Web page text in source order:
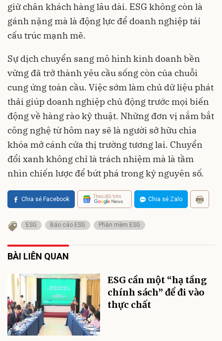
giữ chân khách hàng lâu dài. ESG không còn là
gánh nặng mà là động lực để doanh nghiệp tái
cấu trúc mạnh mẽ.
Sự dịch chuyển sang mô hình kinh doanh bền
vững đã trở thành yêu cầu sống còn của chuỗi
cung ứng toàn cầu. Việc sớm làm chủ dữ liệu phát
thải giúp doanh nghiệp chủ động trước mọi biến
động về hàng rào kỹ thuật. Những đơn vị nắm bắt
công nghệ từ hôm nay sẽ là người sở hữu chìa
khóa mở cánh cửa thị trường tương lai. Chuyển
đổi xanh không chỉ là trách nhiệm mà là tầm
nhìn chiến lược để bứt phá trong kỷ nguyên số.
Chia sẻ Facebook Theo dõi trên Chia sẻ Zalo
ESG Báo cáo ESG Phần mềm ESG
BÀI LIÊN QUAN
ESG cần một “hạ tầng
chính sách” để đi vào
thực chất